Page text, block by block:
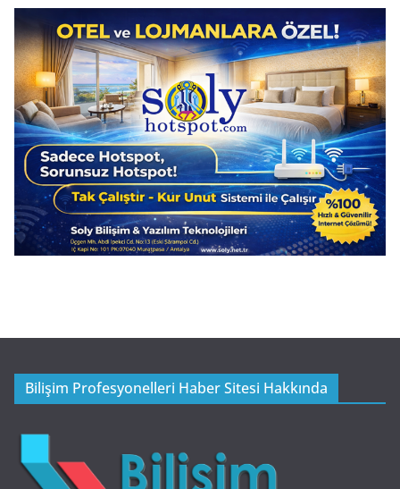
Bilişim Profesyonelleri Haber Sitesi Hakkında